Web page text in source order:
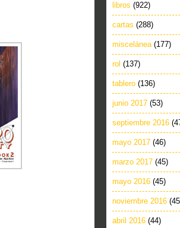
libros (922)
cartas (288)
miscelánea (177)
rol (137)
tablero (136)
junio 2017 (53)
septiembre 2016
mayo 2017 (46)
marzo 2017 (45)
mayo 2016 (45)
noviembre 2016
abril 2016 (44)